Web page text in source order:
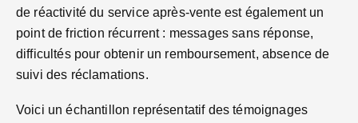
de réactivité du service après-vente est également un
point de friction récurrent : messages sans réponse,
difficultés pour obtenir un remboursement, absence de
suivi des réclamations.
Voici un échantillon représentatif des témoignages